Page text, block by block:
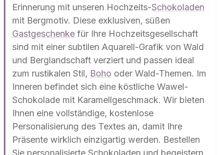
Erinnerung mit unseren Hochzeits-Schokoladen
mit Bergmotiv. Diese exklusiven, süßen
Gastgeschenke für Ihre Hochzeitsgesellschaft
sind mit einer subtilen Aquarell-Grafik von Wald
und Berglandschaft verziert und passen ideal
zum rustikalen Stil, Boho oder Wald-Themen. Im
Inneren befindet sich eine köstliche Wawel-
Schokolade mit Karamellgeschmack. Wir bieten
Ihnen eine vollständige, kostenlose
Personalisierung des Textes an, damit Ihre
Präsente wirklich einzigartig werden. Bestellen
Sie personalisierte Schokoladen und begeistern